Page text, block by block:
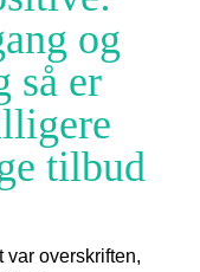
og
så er
tilbud
var overskriften,